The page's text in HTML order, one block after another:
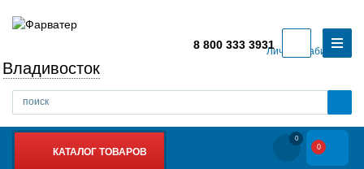
Личный кабинет
Владивосток
8 800 333 3931
КАТАЛОГ ТОВАРОВ
0
0